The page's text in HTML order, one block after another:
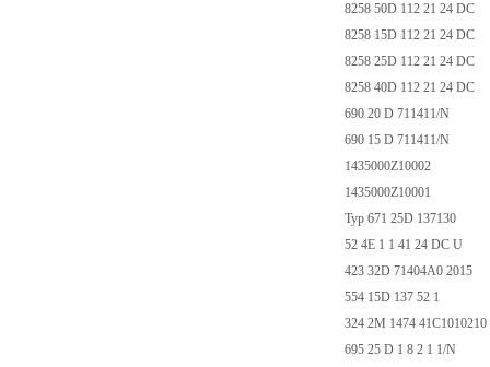
8258 50D 112 21 24 DC
8258 15D 112 21 24 DC
8258 25D 112 21 24 DC
8258 40D 112 21 24 DC
690 20 D 711411/N
690 15 D 711411/N
1435000Z10002
1435000Z10001
Typ 671 25D 137130
52 4E 1 1 41 24 DC U
423 32D 71404A0 2015
554 15D 137 52 1
324 2M 1474 41C1010210
695 25 D 1 8 2 1 1/N